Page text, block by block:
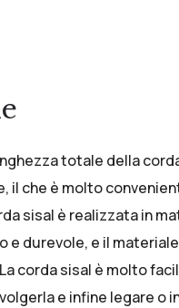
totale della
il che è molto
sisal è realizzata in
e durevole, e il
corda sisal è molto
e infine legare